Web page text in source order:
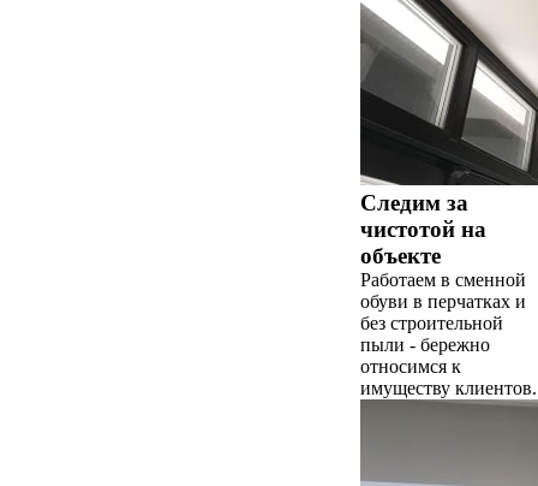
Следим за
чистотой на
объекте
Работаем в сменной
обуви в перчатках и
без строительной
пыли - бережно
относимся к
имуществу клиентов.